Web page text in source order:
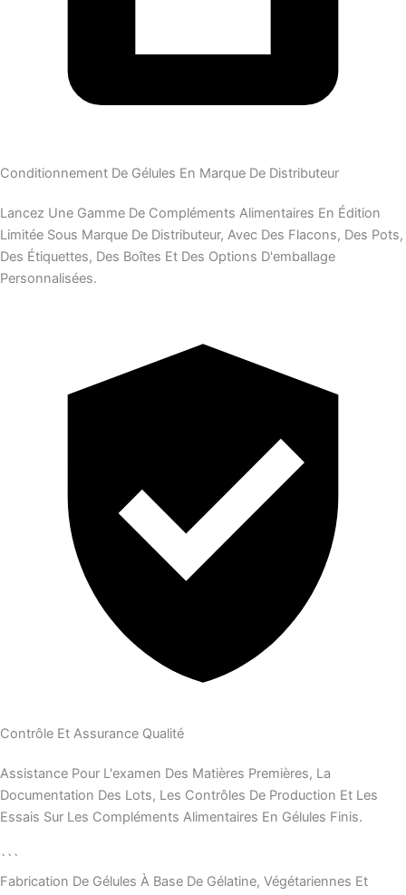
Conditionnement De Gélules En Marque De Distributeur
Lancez Une Gamme De Compléments Alimentaires En Édition
Limitée Sous Marque De Distributeur, Avec Des Flacons, Des Pots,
Des Étiquettes, Des Boîtes Et Des Options D'emballage
Personnalisées.
Contrôle Et Assurance Qualité
Assistance Pour L'examen Des Matières Premières, La
Documentation Des Lots, Les Contrôles De Production Et Les
Essais Sur Les Compléments Alimentaires En Gélules Finis.
```
Fabrication De Gélules À Base De Gélatine, Végétariennes Et